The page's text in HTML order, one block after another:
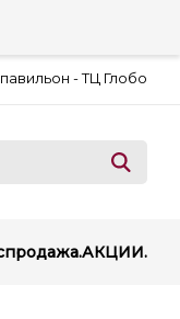
- ТЦ Глобо